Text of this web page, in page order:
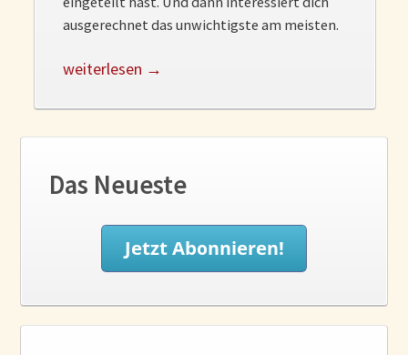
ausgerechnet das unwichtigste am meisten.
weiterlesen →
Das Neueste